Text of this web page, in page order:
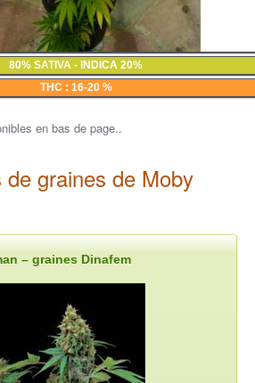
80% SATIVA - INDICA 20%
THC : 16-20 %
en bas de page..
de graines de Moby
– graines Dinafem